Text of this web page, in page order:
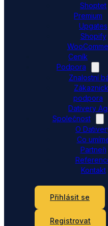
Shoptet
Premium
Upgates
Shopify
Ceník
Podpora
Znalostní
podpora
Dativery
Společnost
O
Co
Partneři
Kontakt
Přihlásit se
Registrovat